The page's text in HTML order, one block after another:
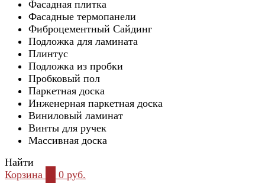
Фасадная плитка
Фасадные термопанели
Фиброцементный Сайдинг
Подложка для ламината
Плинтус
Подложка из пробки
Пробковый пол
Паркетная доска
Инженерная паркетная доска
Виниловый ламинат
Винты для ручек
Массивная доска
Найти
Корзина
0 руб.